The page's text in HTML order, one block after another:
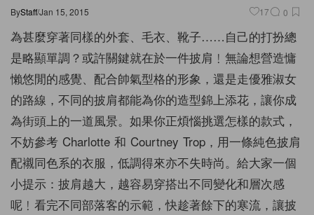
ByStaff/Jan 15, 2015 17 0
為甚麼穿著同樣的外套、毛衣、靴子……自己的打扮總
是略顯單調？或許關鍵就在於一件披肩﹗無論想營造慵
懶悠閒的感覺、配合帥氣型格的形象，還是走優雅淑女
的路線，不同的披肩都能為你的造型錦上添花，讓你成
為街頭上的一道風景。如果你正煩惱挑選怎樣的款式，
不妨參考 Charlotte 和 Courtney Trop，用一條純色披肩
配襯同色系的衣服，低調得來亦不失時尚。給大家一個
小提示：披肩越大，越容易穿搭出不同變化和層次感
呢﹗看完不同部落客的示範，快趁著餘下的寒流，讓披